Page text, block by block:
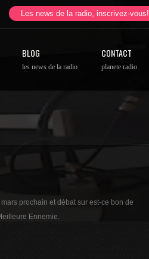
Les news de la radio, inscrivez-vous!
BLOG
les news de la radio
CONTACT
planete radio
prochain et débat sur est-ce bon de
Ennemie.